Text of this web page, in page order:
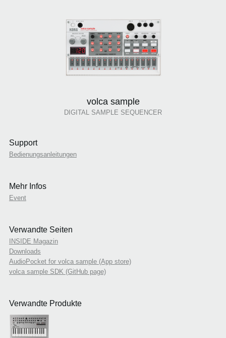
volca sample
DIGITAL SAMPLE SEQUENCER
Support
Bedienungsanleitungen
Mehr Infos
Event
Verwandte Seiten
INSIDE Magazin
Downloads
AudioPocket for volca sample (App store)
volca sample SDK (GitHub page)
Verwandte Produkte